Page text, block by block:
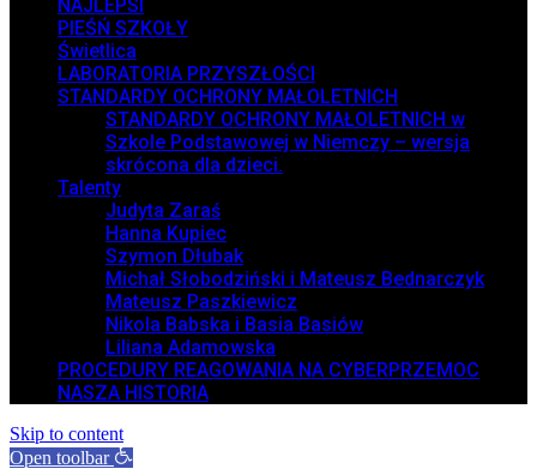
NAJLEPSI
PIEŚŃ SZKOŁY
Świetlica
LABORATORIA PRZYSZŁOŚCI
STANDARDY OCHRONY MAŁOLETNICH
STANDARDY OCHRONY MAŁOLETNICH w
Szkole Podstawowej w Niemczy – wersja
skrócona dla dzieci.
Talenty
Judyta Zaraś
Hanna Kupiec
Szymon Dłubak
Michał Słobodziński i Mateusz Bednarczyk
Mateusz Paszkiewicz
Nikola Babska i Basia Basiów
Liliana Adamowska
PROCEDURY REAGOWANIA NA CYBERPRZEMOC
NASZA HISTORIA
Skip to content
Open toolbar